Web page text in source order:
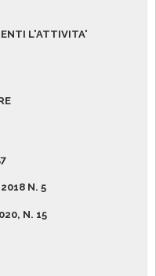
L'ATTIVITA'
N. 5
N. 15